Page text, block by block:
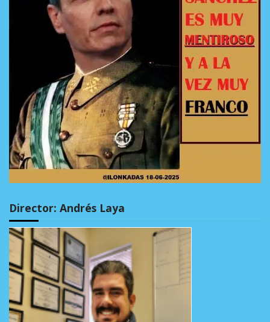
Director: Andrés Laya